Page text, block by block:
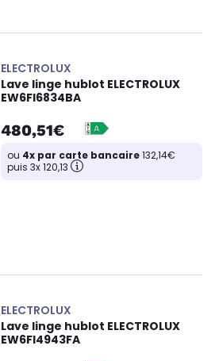
ELECTROLUX
Lave linge hublot ELECTROLUX
EW6FI6834BA
480,51€
ou 4x par carte bancaire132,14€
puis 3x 120,13
ELECTROLUX
Lave linge hublot ELECTROLUX
EW6FI4943FA